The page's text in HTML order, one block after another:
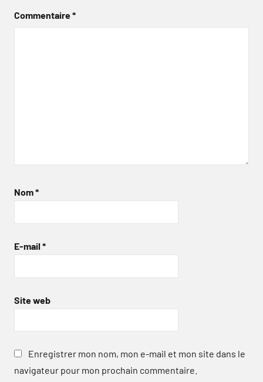
Commentaire*
Nom*
E-mail *
Site web
Enregistrer mon nom, mon e-mail et mon site dans le
navigateur pour mon prochain commentaire.